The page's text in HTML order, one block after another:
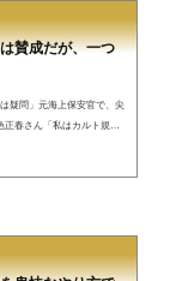
賛成だが、一つ
疑問」元海上保安官で、尖
正春さん「私はカルト規制